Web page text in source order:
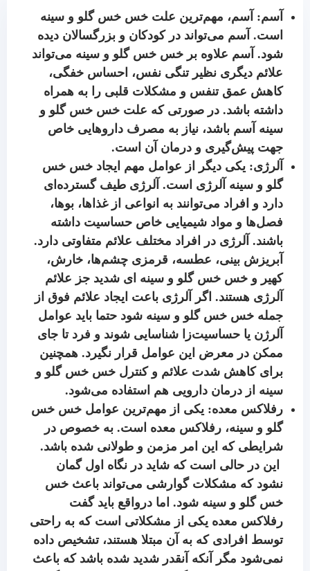
آسم: آسم، مهم‌ترین علت خس خس گلو و سینه
است. آسم می‌تواند در کودکان و بزرگسالان دیده
شود. آسم علاوه بر خس خس گلو و سینه می‌تواند
علائم دیگری نظیر تنگی نفس، احساس خفگی،
کاهش عمق تنفس و مشکلات قلبی را به همراه
داشته باشد. در صورتی که علت خس خس گلو و
سینه آسم باشد، نیاز به مصرف داروهایی خاص
جهت پیش‌گیری و درمان آن است.
آلرژی: یکی دیگر از عوامل مهم ایجاد خس خس
گلو و سینه آلرژی است. آلرژی طیف گسترده‌ای
دارد و افراد می‌توانند به انواعی از غذاها، بوها،
فصل‌ها و مواد شیمیایی خاص حساسیت داشته
باشند. آلرژی در افراد مختلف علائم متفاوتی دارد.
آبریزش بینی، عطسه، قرمزی چشم‌ها، خارش،
کهیر و خس خس گلو و سینه ای شدید جز علائم
آلرژی هستند. اگر آلرژی باعت ایجاد علائم فوق از
جمله خس خس گلو و سینه شود حتما باید عوامل
آلرژن یا حساسیت‌زا شناسایی شوند و فرد تا جای
ممکن در معرض این عوامل قرار نگیرد. همچنین
برای کاهش شدت علائم و کنترل خس خس گلو و
سینه از درمان دارویی هم استفاده می‌‌‌‌‌‌‌‌‌‌‌‌‌‌‌‌‌‌‌‌‌‌‌‌‌‌‌‌‌‌‌‌‌‌‌‌‌‌‌‌شود.
رفلاکس معده: یکی از مهم‌ترین عوامل خس خس
گلو و سینه، رفلاکس معده است. به خصوص در
شرایطی که این امر مزمن و طولانی شده باشد.
این در حالی است که شاید در نگاه اول گمان
نشود که مشکلات گوارشی می‌تواند باعث خس
خس گلو و سینه شود. اما درواقع باید گفت
رفلاکس معده یکی از مشکلاتی است که به راحتی
توسط افرادی که به آن مبتلا هستند، تشخیص داده
نمی‌شود مگر آنکه آنقدر شدید شده باشد که باعث